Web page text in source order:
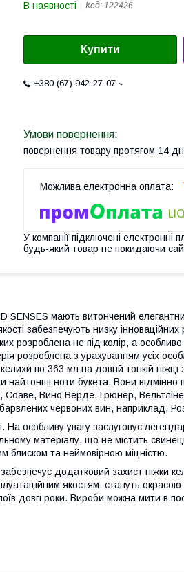
В наявності Код: 122426
Купити
+380 (67) 942-27-07
повернення товару протягом 14
У компанії підключені електронні
будь-який товар не покидаючи
SENSES мають витончений
забезпечують низку
розроблена не під колір, а
розроблена з урахуванням усіх
по 363 мл на довгій тонкій
ноти букета. Вони відмінно
Соаве, Вино Верде, Грюнер,
червоних вин, наприклад,
особливу увагу заслуговує
матеріалу, що не містить
блиском та неймовірною міцністю.
додатковий захист ніжки
якостям, стануть
довгі роки. Вироби можна мити в